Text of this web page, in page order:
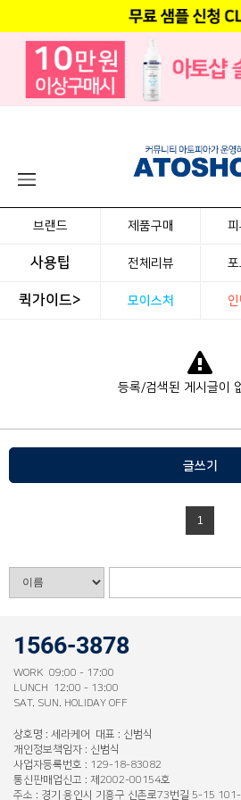
브랜드 제품구매
사용팁 전체리뷰
퀵가이드> 모이스처
등록/검색된 게시글이
글쓰기
1
1566-3878
WORK 09:00 - 17:00
LUNCH 12:00 - 13:00
SAT. SUN. HOLIDAY OFF
상호명 : 세라케어 대표 : 신범식
개인정보책임자 : 신범식
사업자등록번호 : 129-18-83082
통신판매업신고 : 제2002-00154호
주소 : 경기 용인시 기흥구 신촌로73번길 5-15